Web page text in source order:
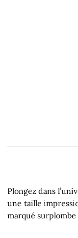
Plongez dans
une taille
marqué